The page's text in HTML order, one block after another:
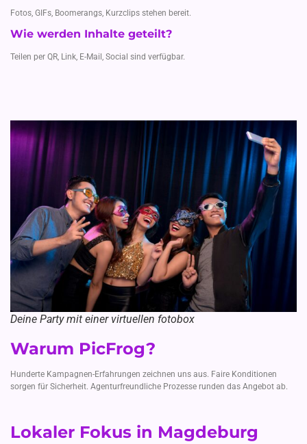
Fotos, GIFs, Boomerangs, Kurzclips stehen bereit.
Wie werden Inhalte geteilt?
Teilen per QR, Link, E-Mail, Social sind verfügbar.
Deine Party mit einer virtuellen fotobox
Warum PicFrog?
Hunderte Kampagnen-Erfahrungen zeichnen uns aus. Faire Konditionen
sorgen für Sicherheit. Agenturfreundliche Prozesse runden das Angebot ab.
Lokaler Fokus in Magdeburg